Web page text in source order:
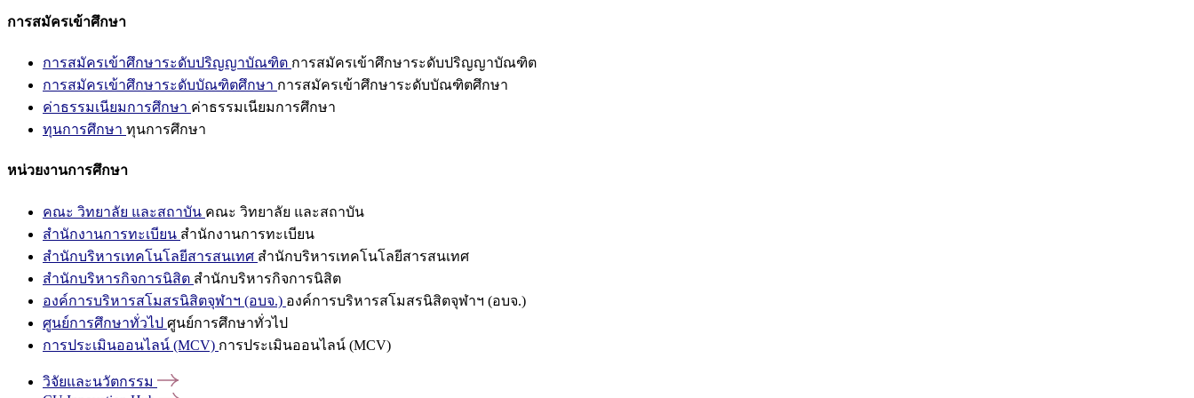
การสมัครเข้าศึกษา
การสมัครเข้าศึกษาระดับปริญญาบัณฑิต การสมัครเข้าศึกษาระดับปริญญาบัณฑิต
การสมัครเข้าศึกษาระดับบัณฑิตศึกษา การสมัครเข้าศึกษาระดับบัณฑิตศึกษา
ค่าธรรมเนียมการศึกษา ค่าธรรมเนียมการศึกษา
ทุนการศึกษา ทุนการศึกษา
หน่วยงานการศึกษา
คณะ วิทยาลัย และสถาบัน คณะ วิทยาลัย และสถาบัน
สำนักงานการทะเบียน สำนักงานการทะเบียน
สำนักบริหารเทคโนโลยีสารสนเทศ สำนักบริหารเทคโนโลยีสารสนเทศ
สำนักบริหารกิจการนิสิต สำนักบริหารกิจการนิสิต
องค์การบริหารสโมสรนิสิตจุฬาฯ (อบจ.) องค์การบริหารสโมสรนิสิตจุฬาฯ (อบจ.)
ศูนย์การศึกษาทั่วไป ศูนย์การศึกษาทั่วไป
การประเมินออนไลน์ (MCV) การประเมินออนไลน์ (MCV)
วิจัยและนวัตกรรม